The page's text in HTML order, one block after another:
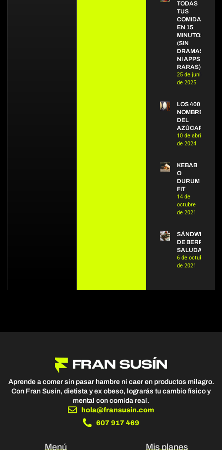
TODAS
TUS
COMIDAS
EN 15
MINUTOS
(SIN
DRAMAS
NI APPS
RARAS)
25 de junio
de 2025
LOS 400
NOMBRES
DEL
AZÚCAR
10 de abril
de 2024
KEBAB
O
DURUM
FIT
14 de
octubre
de 2021
SÁNDWICH
DE BERROS
SALUDABLE
6 de octubre
de 2021
Aprende a comer sin pasar hambre ni caer en productos milagro.
Con Fran Susín, dietista y ex obeso, lograrás tu cambio físico y
mental con comida real.
hola@fransusin.com
607 917 469
Menú Mis planes